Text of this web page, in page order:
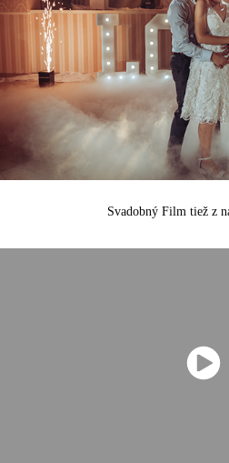
Svadobný Film tiež z